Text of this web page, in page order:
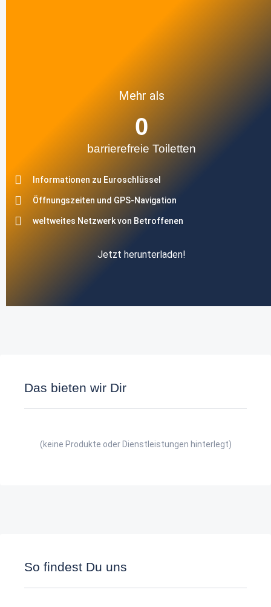
Mehr als
barrierefreie Toiletten
0
Informationen zu Euroschlüssel
Öffnungszeiten und GPS-Navigation
weltweites Netzwerk von Betroffenen
Jetzt herunterladen!
Das bieten wir Dir
(keine Produkte oder Dienstleistungen hinterlegt)
So findest Du uns